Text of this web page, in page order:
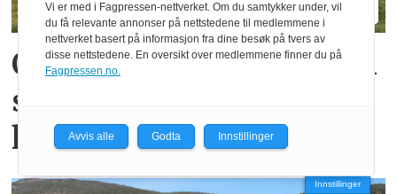
Oppgradert Boss og Profi
skal gi mer kapasitet og
komfort
Innstillinger
Vi er med i Fagpressen-nettverket. Om du samtykker under, vil
du få relevante annonser på nettstedene til medlemmene i
nettverket basert på informasjon fra dine besøk på tvers av
disse nettstedene. En oversikt over medlemmene finner du på
Fagpressen.no.
Avvis alle Godta Innstillinger